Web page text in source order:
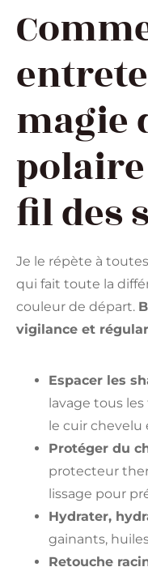
magie
fil des
Je le répète à
qui fait toute la
couleur de départ.
vigilance et
Espacer les
lavage tous
le cuir chevelu
Protéger du
protecteur
lissage pour
Hydrater,
gainants,
Retouche